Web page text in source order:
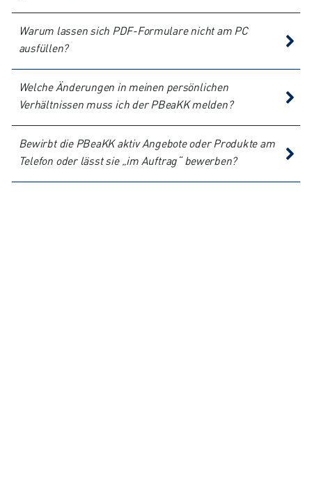
Warum lassen sich PDF-Formulare nicht am PC
ausfüllen?
Welche Änderungen in meinen persönlichen
Verhältnissen muss ich der PBeaKK melden?
Bewirbt die PBeaKK aktiv Angebote oder Produkte am
Telefon oder lässt sie „im Auftrag“ bewerben?